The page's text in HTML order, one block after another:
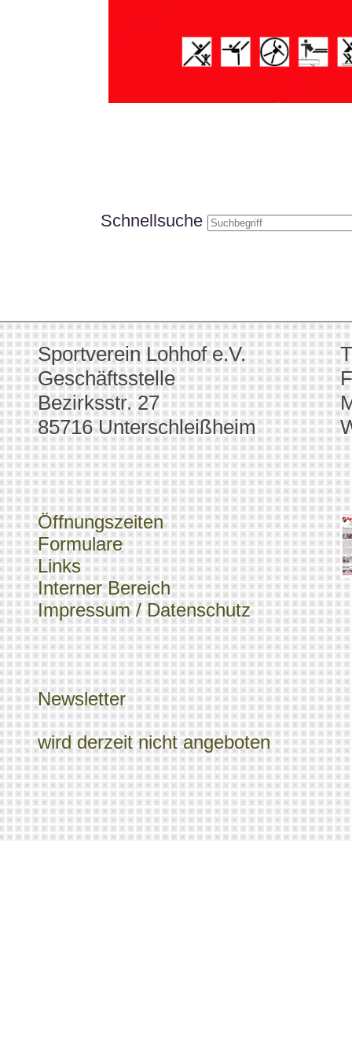
Schnellsuche
Sportverein Lohhof e.V.
Geschäftsstelle
Bezirksstr. 27
85716 Unterschleißheim
Öffnungszeiten
Formulare
Links
Interner Bereich
Impressum / Datenschutz
Newsletter
wird derzeit nicht angeboten